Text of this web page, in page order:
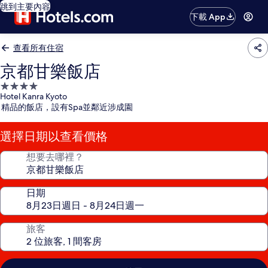
跳到主要內容
下載 App
查看所有住宿
京都甘樂飯店
4.0
星
級
住
宿
Hotel Kanra Kyoto
精品的飯店，設有Spa並鄰近涉成園
選擇日期以查看價格
想要去哪裡？
日期
旅客